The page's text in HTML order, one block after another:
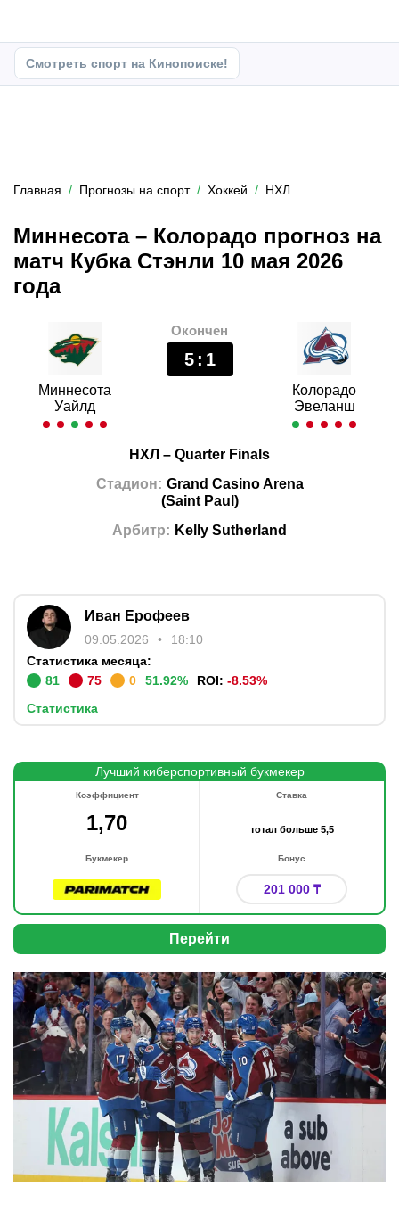
Смотреть спорт на Кинопоиске!
Главная Прогнозы на спорт Хоккей НХЛ
Миннесота – Колорадо прогноз на
матч Кубка Стэнли 10 мая 2026
года
Миннесота
Уайлд
Окончен
5 : 1
Колорадо
Эвеланш
НХЛ – Quarter Finals
Стадион: Grand Casino Arena
(Saint Paul )
Арбитр: Kelly Sutherland
Иван Ерофеев
09.05.2026
18:10
Статистика месяца:
81
75 0 51.92% ROI: -8.53%
Статистика
Лучший киберспортивный букмекер
Коэффициент
1,70
Ставка
тотал больше 5,5
Букмекер Бонус
201 000 ₸
Перейти